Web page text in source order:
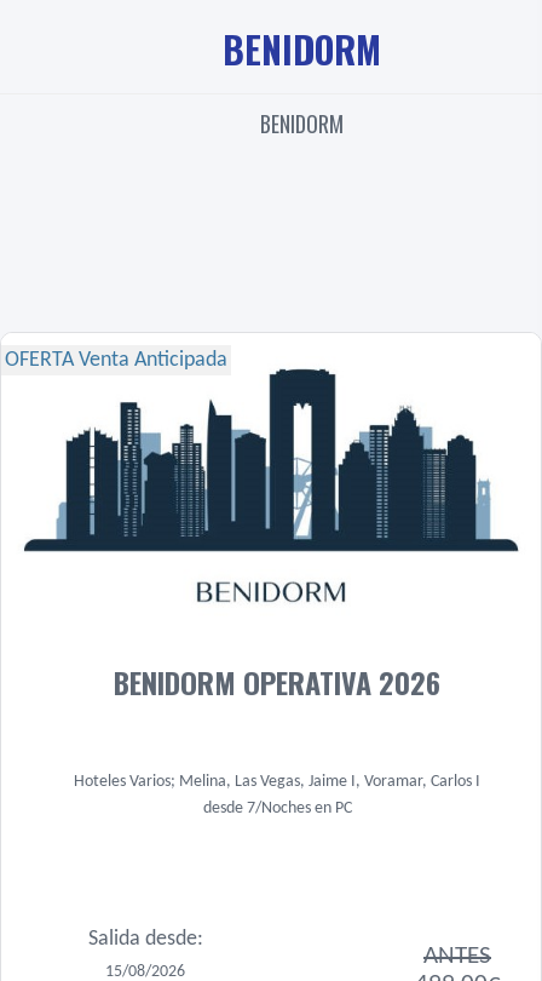
BENIDORM
BENIDORM
OFERTA Venta Anticipada
BENIDORM OPERATIVA 2026
Hoteles Varios; Melina, Las Vegas, Jaime I, Voramar, Carlos I
desde 7/Noches en PC
Salida desde:
15/08/2026
ANTES